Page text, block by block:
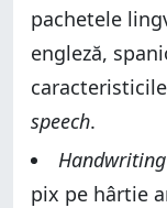
pachetele
engleză,
caracteristicile
speech.
pix pe hârtie